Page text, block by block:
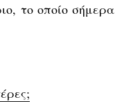
το οποίο σήμερα